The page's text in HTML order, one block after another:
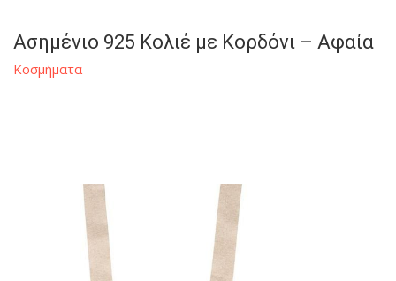
Ασημένιο 925 Κολιέ με Κορδόνι – Αφαία
Κοσμήματα